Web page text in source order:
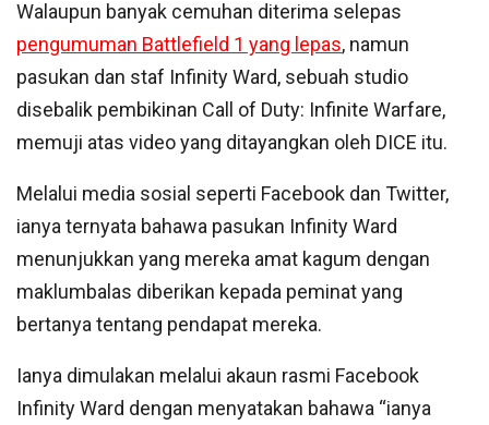
Walaupun banyak cemuhan diterima selepas
pengumuman Battlefield 1 yang lepas, namun
pasukan dan staf Infinity Ward, sebuah studio
disebalik pembikinan Call of Duty: Infinite Warfare,
memuji atas video yang ditayangkan oleh DICE itu.
Melalui media sosial seperti Facebook dan Twitter,
ianya ternyata bahawa pasukan Infinity Ward
menunjukkan yang mereka amat kagum dengan
maklumbalas diberikan kepada peminat yang
bertanya tentang pendapat mereka.
Ianya dimulakan melalui akaun rasmi Facebook
Infinity Ward dengan menyatakan bahawa “ianya